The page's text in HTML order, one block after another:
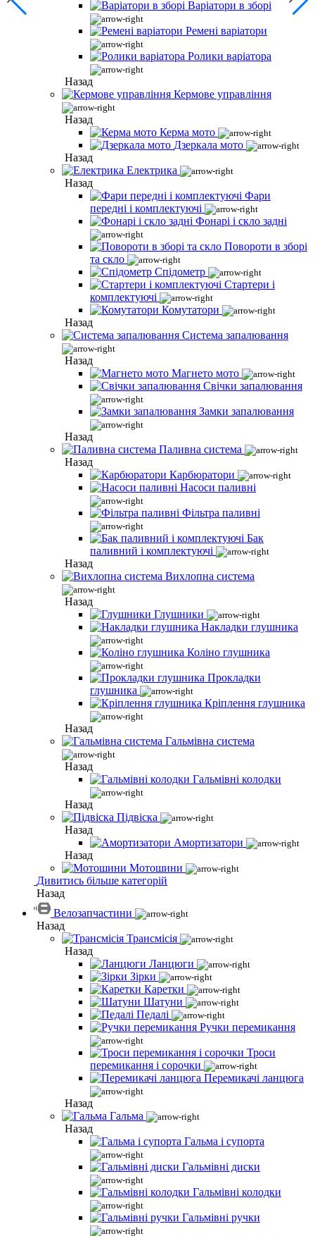
Варіатори в зборі
Ремені варіатори
Ролики варіатора
Назад
Кермове управління
Назад
Керма мото
Дзеркала мото
Назад
Електрика
Назад
Фари
передні і комплектуючі
Фонарі і скло задні
Повороти в зборі
та скло
Спідометр
Стартери і
комплектуючі
Комутатори
Назад
Система запалювання
Назад
Магнето мото
Свічки запалювання
Замки запалювання
Назад
Паливна система
Назад
Карбюратори
Насоси паливні
Фільтра паливні
Бак
паливний і комплектуючі
Назад
Вихлопна система
Назад
Глушники
Накладки глушника
Коліно глушника
Прокладки
глушника
Кріплення глушника
Назад
Гальмівна система
Назад
Гальмівні колодки
Назад
Підвіска
Назад
Амортизатори
Назад
Мотошини
Дивитись більше категорій
Назад
Велозапчастини
Назад
Трансмісія
Назад
Ланцюги
Зірки
Каретки
Шатуни
Педалі
Ручки перемикання
Троси
перемикання і сорочки
Перемикачі ланцюга
Назад
Гальма
Назад
Гальма і супорта
Гальмівні диски
Гальмівні колодки
Гальмівні ручки